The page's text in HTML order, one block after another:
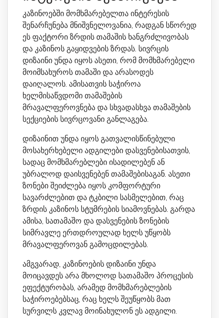
კაზინოებში მომხმარებელთა ინტერესის
შენარჩუნება მნიშვნელოვანია, რადგან სწორედ
ეს ფაქტორი ზრდის თამაშის ხანგრძლივობას
და კაზინოს გაყიდვების ზრდას. სივრცის
დიზაინი უნდა იყოს ასეთი, რომ მომხმარებელი
მოიმსახუროს თამაში და არასოდეს
დაიღალოს. ამისათვის საჭიროა
ხელმისაწვდომი თამაშების
მრავალფეროვნება და სხვადასხვა თამაშების
სექციების სივრცოვანი განლაგება.
დიზაინით უნდა იყოს გათვალისწინებული
მოსახერხებელი ადგილები დასვენებისათვის,
სადაც მომხმარებლები ისადილებენ ან
უბრალოდ დაისვენებენ თამაშებისაგან. ასეთი
ზონები შეიძლება იყოს კომფორტური
სავარძლებით და ტკბილი სასმელებით, რაც
ზრდის კაზინოს სტუმრების სიამოვნებას. გარდა
ამისა, სათამაშო და დასვენების ზონების
სიმრავლე ერთდროულად ხელს უწყობს
მრავალფეროვან გამოცდილებას.
ამგვარად, კაზინოების დიზაინი უნდა
მოიცავდეს არა მხოლოდ სათამაშო პროცესის
ეფექტურობას, არამედ მომხმარებლების
საჭიროებებსაც, რაც ხელს შეუწყობს მათ
სურვილს კვლავ მოინახულონ ეს ადგილი.